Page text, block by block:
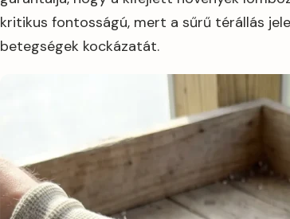
kritikus fontosságú, mert a sűrű térállás
betegségek kockázatát.